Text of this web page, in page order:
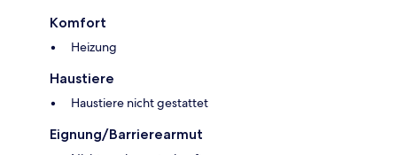
Komfort
Heizung
Haustiere
Haustiere nicht gestattet
Eignung/Barrierearmut